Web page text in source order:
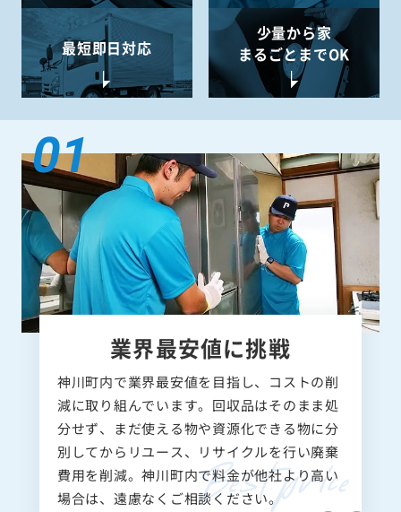
最短即日対応
少量から家
まるごとまでOK
業界最安値に挑戦
神川町内で業界最安値を目指し、コストの削
減に取り組んでいます。回収品はそのまま処
分せず、まだ使える物や資源化できる物に分
別してからリユース、リサイクルを行い廃棄
費用を削減。神川町内で料金が他社より高い
場合は、遠慮なくご相談ください。